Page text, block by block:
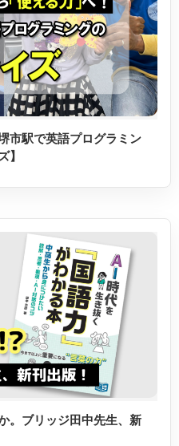
市駅で英語プログラミン
。ブリッジ田中先生、新